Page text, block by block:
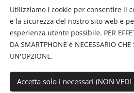
La Feu S.r.l. via Caduti Delle Alpi
Utilizziamo i cookie per consentire il
e la sicurezza del nostro sito web e
esperienza utente possibile. PER
DA SMARTPHONE è NECESSARIO CHE
UN'OPZIONE.
Accetta solo i necessari (NON VEDI